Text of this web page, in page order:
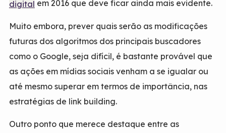
digital em 2016 que deve ficar ainda mais evidente.
Muito embora, prever quais serão as modificações
futuras dos algoritmos dos principais buscadores
como o Google, seja difícil, é bastante provável que
as ações em mídias sociais venham a se igualar ou
até mesmo superar em termos de importância, nas
estratégias de link building.
Outro ponto que merece destaque entre as